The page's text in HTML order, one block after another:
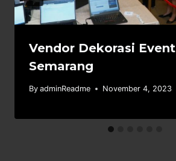
Vendor Dekorasi Event
Semarang
By adminReadme November 4, 2023